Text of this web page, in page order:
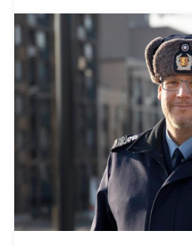
epäselvyydet ja
on kevään ja kesän 2026
myöntämisestä
luonnonmarja-alalla toimivan
Tilaa Posi TV – tuellasi
uutisointi jatkuu myös
työnantajalle on lähetetty […]